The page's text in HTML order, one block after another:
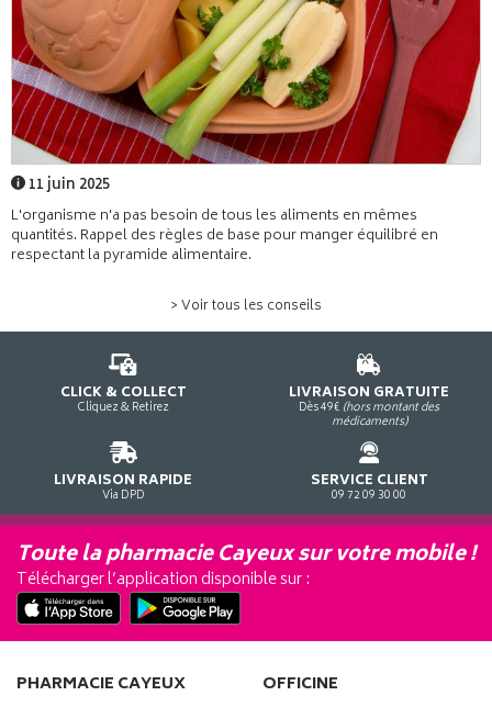
11 juin 2025
L'organisme n'a pas besoin de tous les aliments en mêmes
quantités. Rappel des règles de base pour manger équilibré en
respectant la pyramide alimentaire.
> Voir tous les conseils
CLICK & COLLECT
Cliquez & Retirez
LIVRAISON GRATUITE
Dès 49€ (hors montant des
médicaments)
LIVRAISON RAPIDE
Via DPD
SERVICE CLIENT
09 72 09 30 00
Toute la pharmacie Cayeux sur votre mobile !
Télécharger l’application disponible sur :
PHARMACIE CAYEUX OFFICINE